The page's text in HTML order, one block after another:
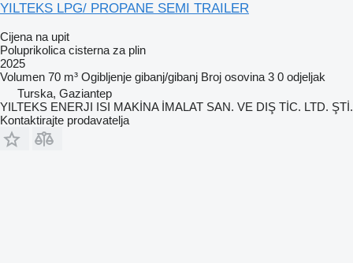
YILTEKS LPG/ PROPANE SEMI TRAILER
Cijena na upit
Poluprikolica cisterna za plin
2025
Volumen 70 m³ Ogibljenje gibanj/gibanj Broj osovina 3 0 odjeljak
Turska, Gaziantep
YILTEKS ENERJI ISI MAKİNA İMALAT SAN. VE DIŞ TİC. LTD. ŞTİ.
Kontaktirajte prodavatelja